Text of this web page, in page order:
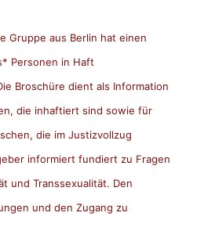
Gruppe aus Berlin hat einen
Personen in Haft
Broschüre dient als Information
die inhaftiert sind sowie für
die im Justizvollzug
informiert fundiert zu Fragen
und Transsexualität. Den
und den Zugang zu